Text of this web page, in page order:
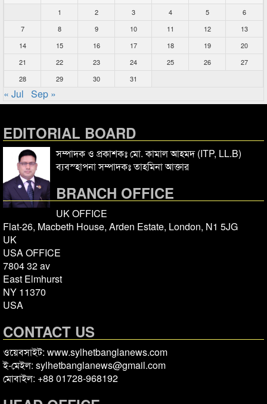
1 2 3 4 5
6
7
8 9 10 11 12
13
14
15 16 17 18 19
20
21
22 23 24 25 26
27
28
29 30 31
« Jul Sep »
EDITORIAL BOARD
সম্পাদক ও প্রকাশকঃ মো. কামাল আহমদ (ITP, LL.B)
ব্যবস্হাপনা সম্পাদকঃ তাহমিনা আক্তার
BRANCH OFFICE
UK OFFICE
Flat-26, Macbeth House, Arden Estate, London, N1 5JG
UK
USA OFFICE
7804 32 av
East Elmhurst
NY 11370
USA
CONTACT US
ওয়েবসাইট: www.sylhetbanglanews.com
ই-মেইল: sylhetbanglanews@gmail.com
মোবাইল: +88 01728-968192